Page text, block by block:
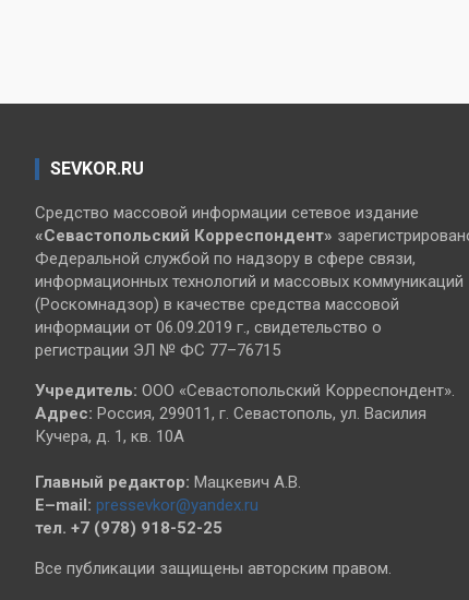
SEVKOR.RU
Средство массовой информации сетевое издание
«Севастопольский Корреспондент»
Федеральной службой по надзору в сфере связи,
информационных технологий и массовых коммуникаций
(Роскомнадзор) в качестве средства массовой
информации от 06.09.2019 г., свидетельство о
регистрации ЭЛ № ФС 77–76715
Учредитель: ООО «Севастопольский Корреспондент».
Адрес: Россия, 299011, г. Севастополь, ул. Василия
Кучера, д. 1, кв. 10А
Главный редактор: Мацкевич А.В.
E–mail: pressevkor@yandex.ru
тел. +7 (978) 918-52-25
Все публикации защищены авторским правом.